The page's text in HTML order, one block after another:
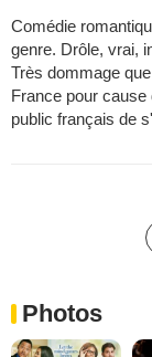
Comédie
genre. Drôle, vrai,
Très dommage
France pour
public français de
Photos